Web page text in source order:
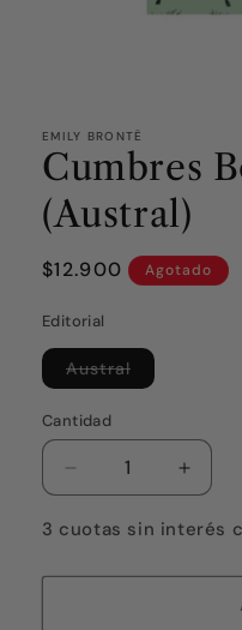
EMILY BRONTË
Cumbres
(Austral)
Precio
$12.900 Agotado
Editorial
AustralVariante
agotada
disponible
Cantidad
Reducir
cantidad
para
Borrascosas
para
3 cuotas sin interés